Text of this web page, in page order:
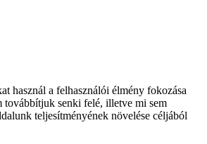
használ a felhasználói élmény fokozása
továbbítjuk senki felé, illetve mi sem
teljesítményének növelése céljából